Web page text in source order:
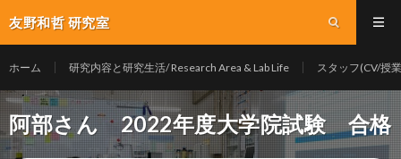
友野和哲 研究室
ホーム 研究内容と研究生活/ Research Area & Lab Life スタッフ(CV/授
阿部さん 2022年度大学院試験 合格